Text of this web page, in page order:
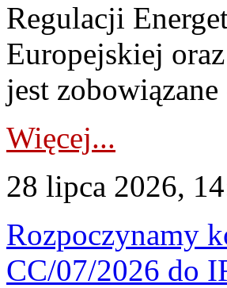
Regulacji
Europejskiej
jest zobowiązane
Więcej...
28 lipca 2026,
Rozpoczynamy
CC/07/2026 do